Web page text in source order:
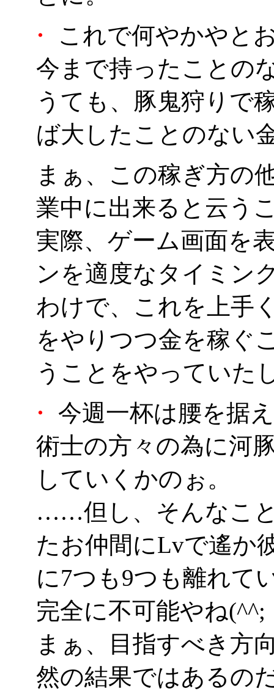
・
これで何やかやと
今まで持ったことの
うても、豚鬼狩りで
ば大したことのない
まぁ、この稼ぎ方の
業中に出来ると云う
実際、ゲーム画面を
ンを適度なタイミン
わけで、これを上手
をやりつつ金を稼
うことをやっていた
・
今週一杯は腰を据
術士の方々の為に河
していくかのぉ。
……但し、そんなこ
たお仲間にLvで遙か
に7つも9つも離れて
完全に不可能やね(^^;
まぁ、目指すべき方
然の結果ではあるの